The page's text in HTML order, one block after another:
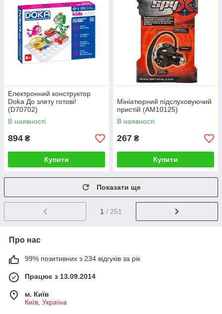
Електронний конструктор
Doka До злету готові!
(D70702)
В наявності
894 ₴
Купити
Мініатюрний підслуховуючий
пристій (AM10125)
В наявності
267 ₴
Купити
Показати ще
1 / 251
Про нас
99% позитивних з 234 відгуків за рік
Працює з 13.09.2014
м. Київ
Київ, Україна